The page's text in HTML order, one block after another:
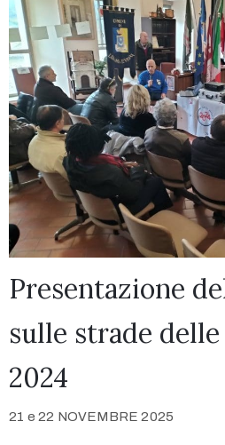
Presentazione
sulle strade
2024
21 e 22 NOVEMBRE 2025